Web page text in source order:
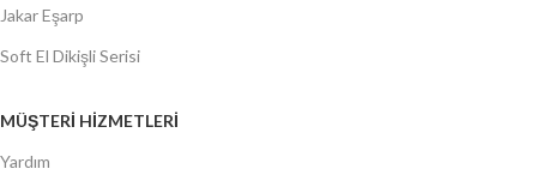
Jakar Eşarp
Soft El Dikişli Serisi
MÜŞTERİ HİZMETLERİ
Yardım